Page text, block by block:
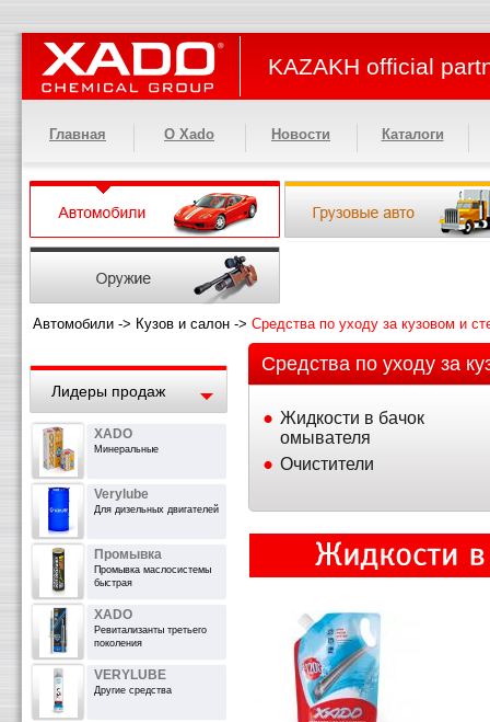
KAZAKH official
Главная О Xado Новости Каталоги
Автомобили -> Кузов и салон -> Средства по уходу за кузовом и
Лидеры продаж
XADO
Минеральные
Verylube
Для дизельных двигателей
Промывка
Промывка маслосистемы
быстрая
XADO
Ревитализанты третьего
поколения
VERYLUBE
Другие средства
Средства по уходу за
Жидкости в бачок
омывателя
Очистители